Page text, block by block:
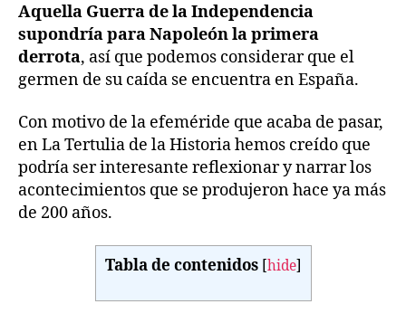
Aquella Guerra de la Independencia
supondría para Napoleón la primera
derrota, así que podemos considerar que el
germen de su caída se encuentra en España.
Con motivo de la efeméride que acaba de pasar,
en La Tertulia de la Historia hemos creído que
podría ser interesante reflexionar y narrar los
acontecimientos que se produjeron hace ya más
de 200 años.
Tabla de contenidos [hide]